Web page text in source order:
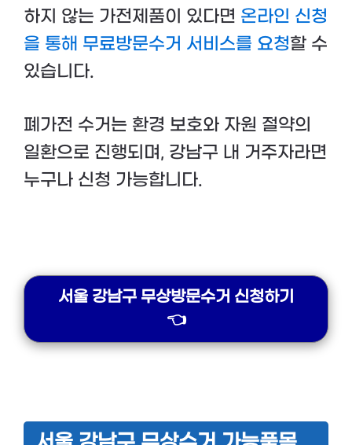
하지 않는 가전제품이 있다면 온라인 신청
을 통해 무료방문수거 서비스를 요청할 수
있습니다.
폐가전 수거는 환경 보호와 자원 절약의
일환으로 진행되며, 강남구 내 거주자라면
누구나 신청 가능합니다.
서울 강남구 무상방문수거 신청하기
👈